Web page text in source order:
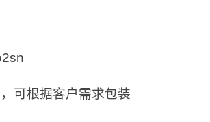
可根据客户需求包装